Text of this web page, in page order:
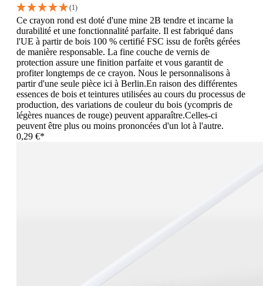
(1)
Ce crayon rond est doté d'une mine 2B tendre et incarne la
durabilité et une fonctionnalité parfaite. Il est fabriqué dans
l'UE à partir de bois 100 % certifié FSC issu de forêts gérées
de manière responsable. La fine couche de vernis de
protection assure une finition parfaite et vous garantit de
profiter longtemps de ce crayon. Nous le personnalisons à
partir d'une seule pièce ici à Berlin.En raison des différentes
essences de bois et teintures utilisées au cours du processus de
production, des variations de couleur du bois (ycompris de
légères nuances de rouge) peuvent apparaître.Celles-ci
peuvent être plus ou moins prononcées d'un lot à l'autre.
0,29 €*